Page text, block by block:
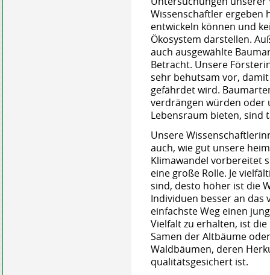
Wissenschaftler ergeben
entwickeln können und
Ökosystem darstellen.
auch ausgewählte
Betracht. Unsere
sehr behutsam vor,
gefährdet wird.
verdrängen würden oder
Lebensraum bieten, sind
Unsere
auch, wie gut unsere
Klimawandel vorbereitet
eine große Rolle. Je
sind, desto höher ist die
Individuen besser an das
einfachste Weg einen
Vielfalt zu erhalten, ist
Samen der Altbäume
Waldbäumen, deren
qualitätsgesichert ist.